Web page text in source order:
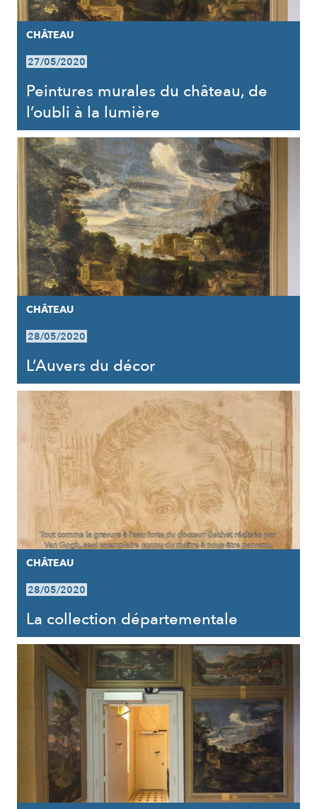
CHÂTEAU
27/05/2020
Peintures murales du château, de
l’oubli à la lumière
CHÂTEAU
28/05/2020
L’Auvers du décor
CHÂTEAU
28/05/2020
La collection départementale